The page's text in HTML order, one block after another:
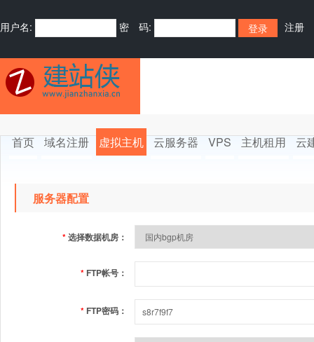
用户名: 密 码: 注册
首页 域名注册 虚拟主机 云服务器 VPS 主机租用 云
服务器配置
*选择数据机房：
* FTP帐号：
* FTP密码：